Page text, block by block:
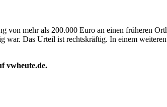
mehr als 200.000 Euro an einen früheren
war. Das Urteil ist rechtskräftig. In einem
vwheute.de.